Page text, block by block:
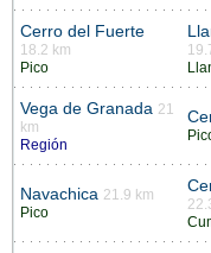
Cerro del Fuerte
18.2 km
Pico
Vega de Granada 21
km
Región
Navachica 21.9 km
Pico